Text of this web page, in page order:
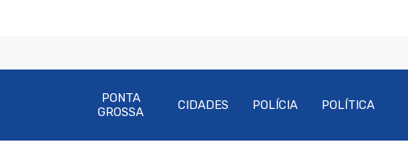
PONTA
GROSSA
CIDADES POLÍCIA POLÍTICA